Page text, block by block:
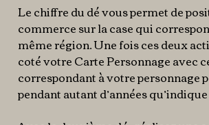
Le chiffre du dévous permet de
commercesur la case qui
même région. Une fois ces deux
coté votreCarte Personnageavec
correspondant à votre personnage
pendant autant d’années